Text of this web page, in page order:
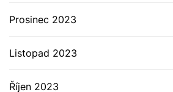
Prosinec 2023
Listopad 2023
Říjen 2023